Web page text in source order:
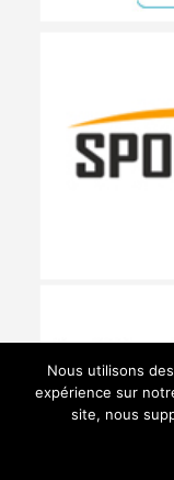
Nous utilisons
expérience sur
site, nous